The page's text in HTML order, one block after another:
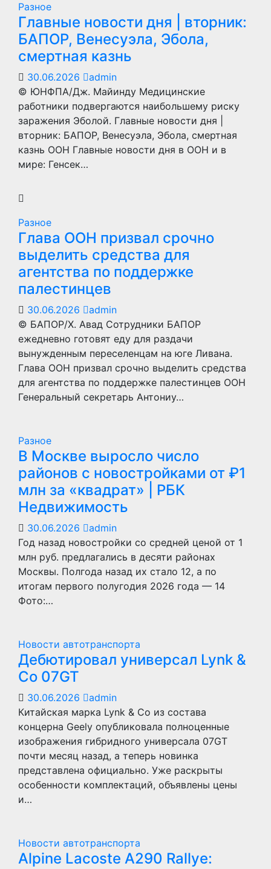
Разное
Главные новости дня | вторник:
БАПОР, Венесуэла, Эбола,
смертная казнь
30.06.2026
admin
© ЮНФПА/Дж. Майинду Медицинские
работники подвергаются наибольшему риску
заражения Эболой. Главные новости дня |
вторник: БАПОР, Венесуэла, Эбола, смертная
казнь ООН Главные новости дня в ООН и в
мире: Генсек…
Разное
Глава ООН призвал срочно
выделить средства для
агентства по поддержке
палестинцев
30.06.2026
admin
© БАПОР/Х. Авад Сотрудники БАПОР
ежедневно готовят еду для раздачи
вынужденным переселенцам на юге Ливана.
Глава ООН призвал срочно выделить средства
для агентства по поддержке палестинцев ООН
Генеральный секретарь Антониу…
Разное
В Москве выросло число
районов с новостройками от ₽1
млн за «квадрат» | РБК
Недвижимость
30.06.2026
admin
Год назад новостройки со средней ценой от 1
млн руб. предлагались в десяти районах
Москвы. Полгода назад их стало 12, а по
итогам первого полугодия 2026 года — 14
Фото:…
Новости автотранспорта
Дебютировал универсал Lynk &
Co 07GT
30.06.2026
admin
Китайская марка Lynk & Co из состава
концерна Geely опубликовала полноценные
изображения гибридного универсала 07GT
почти месяц назад, а теперь новинка
представлена официально. Уже раскрыты
особенности комплектаций, объявлены цены
и…
Новости автотранспорта
Alpine Lacoste A290 Rallye: